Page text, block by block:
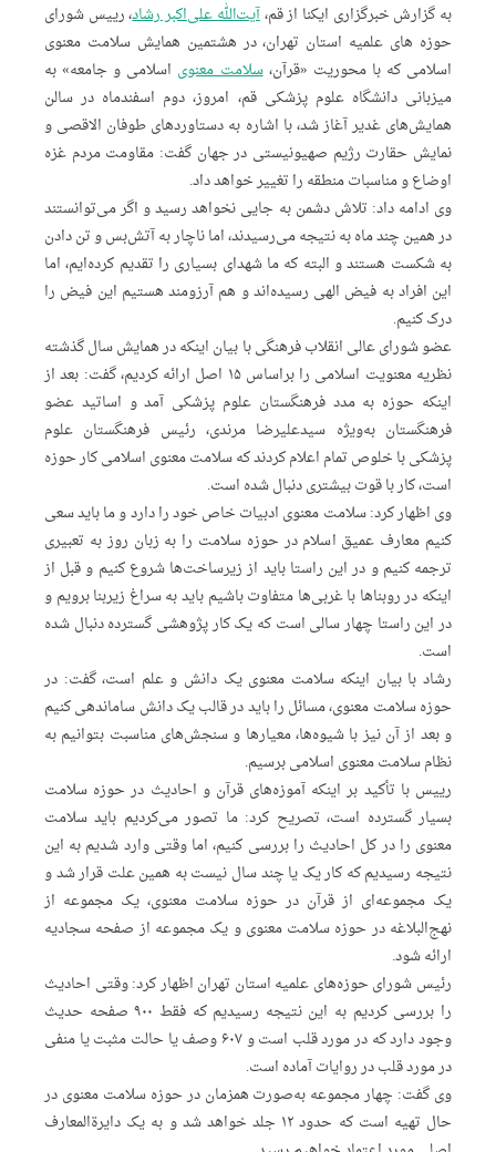
به گزارش خبرگزاری ایکنا از قم،آیت‌الله علی‌اکبر رشاد، رییس شورای
حوزه های علمیه استان تهران، در هشتمین همایش سلامت معنوی
اسلامی که با محوریت «قرآن،سلامت معنوی اسلامی و جامعه» به
میزبانی دانشگاه علوم پزشکی قم، امروز، دوم اسفندماه در سالن
همایش‌های غدیر آغاز شد، با اشاره به دستاورد‌های طوفان الاقصی و
نمایش حقارت رژیم صهیونیستی در جهان گفت: مقاومت مردم غزه
اوضاع و مناسبات منطقه را تغییر خواهد داد.
وی ادامه داد: تلاش دشمن به جایی نخواهد رسید و اگر می‌توانستند
در همین چند ماه به نتیجه می‌رسیدند، اما ناچار به آتش‌بس و تن دادن
به شکست هستند و البته که ما شهدای بسیاری را تقدیم کرده‌ایم، اما
این افراد به فیض الهی رسیده‌اند و هم آرزومند هستیم این فیض را
درک کنیم.
عضو شورای عالی انقلاب فرهنگی با بیان اینکه در همایش سال گذشته
نظریه معنویت اسلامی را براساس ۱۵ اصل ارائه کردیم، گفت: بعد از
اینکه حوزه به مدد فرهنگستان علوم پزشکی آمد و اساتید عضو
فرهنگستان به‌ویژه سید‌علیرضا مرندی، رئیس فرهنگستان علوم
پزشکی با خلوص تمام اعلام کردند که سلامت معنوی اسلامی کار حوزه
است، کار با قوت بیشتری دنبال شده است.
وی اظهار کرد: سلامت معنوی ادبیات خاص خود را دارد و ما باید سعی
کنیم معارف عمیق اسلام در حوزه سلامت را به زبان روز به تعبیری
ترجمه کنیم و در این راستا باید از زیرساخت‌ها شروع کنیم و قبل از
اینکه در روبنا‌ها با غربی‌ها متفاوت باشیم باید به سراغ زیربنا برویم و
در این راستا چهار سالی است که یک کار پژوهشی گسترده دنبال شده
است.
رشاد با بیان اینکه سلامت معنوی یک دانش و علم است، گفت: در
حوزه سلامت معنوی، مسائل را باید در قالب یک دانش ساماندهی کنیم
و بعد از آن نیز با شیوه‌ها، معیار‌ها و سنجش‌های مناسبت بتوانیم به
نظام سلامت معنوی اسلامی برسیم.
رییس با تأکید بر اینکه آموزه‌های قرآن و احادیث در حوزه سلامت
بسیار گسترده است، تصریح کرد: ما تصور می‌کردیم باید سلامت
معنوی را در کل احادیث را بررسی کنیم، اما وقتی وارد شدیم به این
نتیجه رسیدیم که کار یک یا چند سال نیست به همین علت قرار شد و
یک مجموعه‌ای از قرآن در حوزه سلامت معنوی، یک مجموعه از
نهج‌البلاغه در حوزه سلامت معنوی و یک مجموعه از صفحه سجادیه
ارائه شود.
رئیس شورای حوزه‌های علمیه استان تهران اظهار کرد: وقتی احادیث
را بررسی کردیم به این نتیجه رسیدیم که فقط ۹۰۰ صفحه حدیث
وجود دارد که در مورد قلب است و ۶۰۷ وصف یا حالت مثبت یا منفی
در مورد قلب در روایات آماده است.
وی گفت: چهار مجموعه به‌صورت همزمان در حوزه سلامت معنوی در
حال تهیه است که حدود ۱۲ جلد خواهد شد و به یک دایرة‌المعارف